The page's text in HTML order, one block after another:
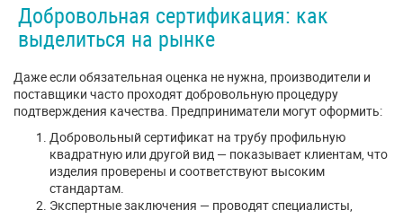
Добровольная сертификация: как
выделиться на рынке
Даже если обязательная оценка не нужна, производители и
поставщики часто проходят добровольную процедуру
подтверждения качества. Предприниматели могут оформить:
Добровольный сертификат на трубу профильную
квадратную или другой вид — показывает клиентам, что
изделия проверены и соответствуют высоким
стандартам.
Экспертные заключения — проводят специалисты,